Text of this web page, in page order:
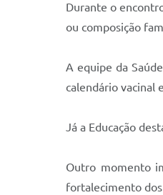
Durante o
ou composição
A equipe da
calendário vacinal
Já a Educação
Outro momento
fortalecimento